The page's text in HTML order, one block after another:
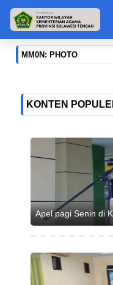
MM0N: PHOTO
KONTEN
Apel pagi Senin di